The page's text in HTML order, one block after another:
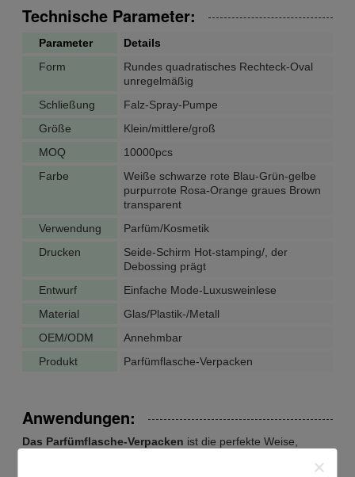
Technische Parameter:
Parameter
Details
Form
Rundes quadratisches Rechteck-Oval
unregelmäßig
Schließung
Falz-Spray-Pumpe
Größe
Klein/mittlere/groß
MOQ
10000pcs
Farbe
Weiße schwarze rote Blau-Grün-gelbe
purpurrote Rosa-Orange graues Brown
transparent
Verwendung
Parfüm/Kosmetik
Drucken
Seide-Schirm Hot-stamping/, der
Debossing prägt
Entwurf
Einfache Mode-Luxusweinlese
Material
Glas/Plastik-/Metall
OEM/ODM
Annehmbar
Produkt
Parfümflasche-Verpacken
Anwendungen:
Das Parfümflasche-Verpacken ist die perfekte Weise,